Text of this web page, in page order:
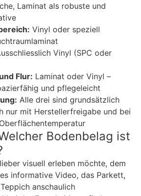
Laminat als robuste und
Vinyl oder speziell
Vinyl (SPC oder
Flur: Laminat oder Vinyl –
und pflegeleicht
Alle drei sind grundsätzlich
nur mit Herstellerfreigabe und bei
Bodenbelag ist
visuell erleben möchte, dem
informative Video, das Parkett,
anschaulich